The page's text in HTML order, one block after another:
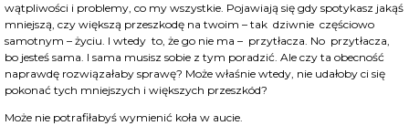
wątpliwości i problemy, co my wszystkie. Pojawiają się gdy spotykasz jakąś
mniejszą, czy większą przeszkodę na twoim – tak dziwnie częściowo
samotnym – życiu. I wtedy to, że go nie ma – przytłacza. No przytłacza,
bo jesteś sama. I sama musisz sobie z tym poradzić. Ale czy ta obecność
naprawdę rozwiązałaby sprawę? Może właśnie wtedy, nie udałoby ci się
pokonać tych mniejszych i większych przeszkód?
Może nie potrafiłabyś wymienić koła w aucie.